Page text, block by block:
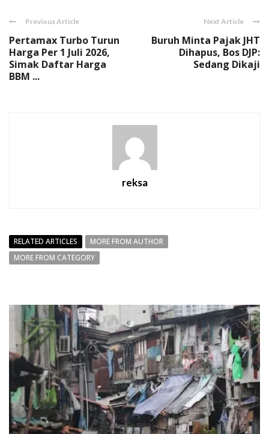
Previous Article
Pertamax Turbo Turun
Harga Per 1 Juli 2026,
Simak Daftar Harga
BBM ...
Next Article
Buruh Minta Pajak JHT
Dihapus, Bos DJP:
Sedang Dikaji
reksa
RELATED ARTICLES
MORE FROM AUTHOR
MORE FROM CATEGORY